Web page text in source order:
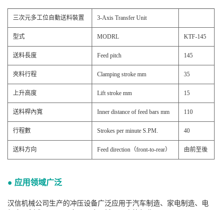
三次元多工位自動送料裝置 3-Axis Transfer Unit
型式 MODRL KTF-145
送料長度 Feed pitch 145
夾料行程 Clamping stroke mm 35
上升高度 Lift stroke mm 15
送料桿內寬 Inner distance of feed bars mm 110
行程數 Strokes per minute S.PM. 40
送料方向 Feed direction（front-to-rear） 由前至後
● 应用领域广泛
汉信机械公司生产的冲压设备广泛应用于汽车制造、家电制造、电